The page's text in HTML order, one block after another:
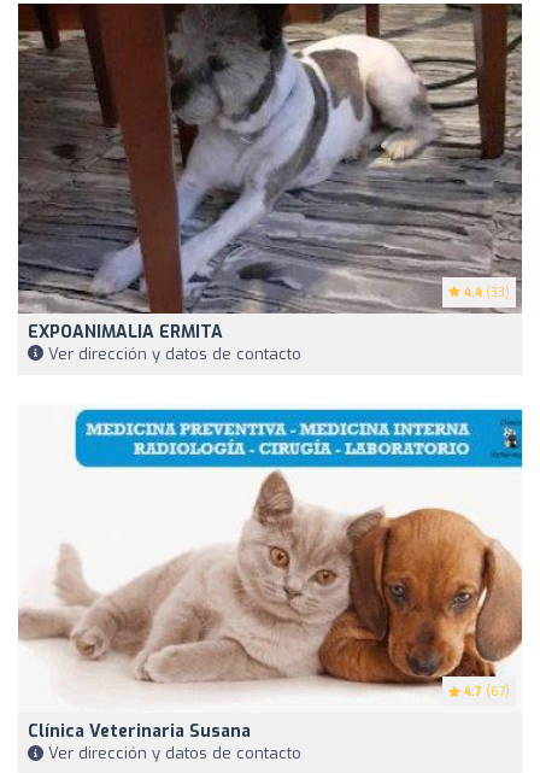
4.4 (33)
EXPOANIMALIA ERMITA
Ver dirección y datos de contacto
4.7 (67)
Clínica Veterinaria Susana
Ver dirección y datos de contacto